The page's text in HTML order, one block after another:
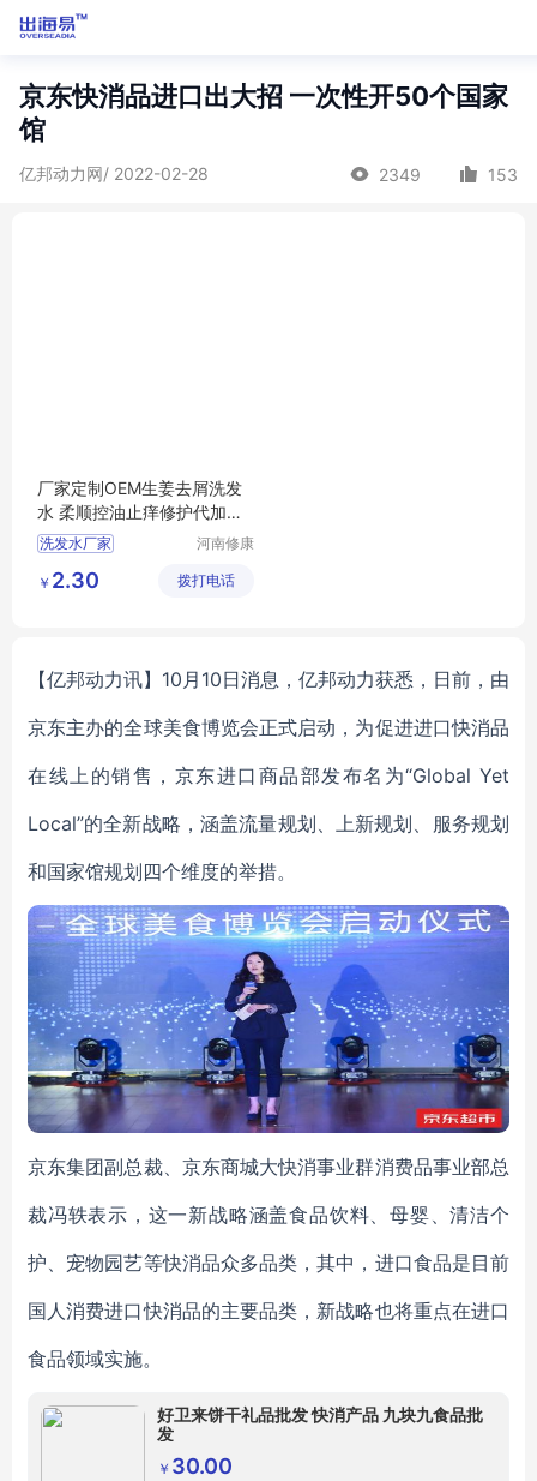
京东快消品进口出大招 一次性开50个国家
馆
亿邦动力网/ 2022-02-28 2349 153
厂家定制OEM生姜去屑洗发
水 柔顺控油止痒修护代加工
贴牌oem
洗发水厂家
生姜洗发水厂家
河南修康
有限公司
￥ 2.30 拨打电话
【亿邦动力讯】10月10日消息，亿邦动力获悉，日前，由
京东主办的全球美食博览会正式启动，为促进进口快消品
在线上的销售，京东进口商品部发布名为“Global Yet
Local”的全新战略，涵盖流量规划、上新规划、服务规划
和国家馆规划四个维度的举措。
京东集团副总裁、京东商城大快消事业群消费品事业部总
裁冯轶表示，这一新战略涵盖食品饮料、母婴、清洁个
护、宠物园艺等快消品众多品类，其中，进口食品是目前
国人消费进口快消品的主要品类，新战略也将重点在进口
食品领域实施。
好卫来饼干礼品批发 快消产品 九块九食品批
发
￥ 30.00